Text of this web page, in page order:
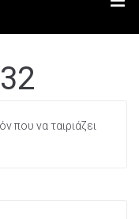
που να ταιριάζει